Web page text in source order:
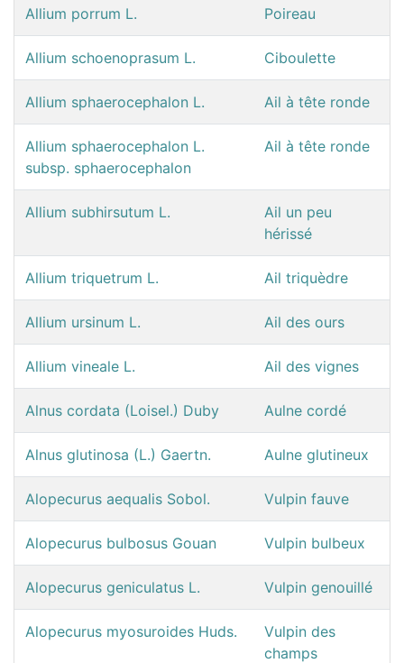
Allium porrum L. Poireau
Allium schoenoprasum L. Ciboulette
Allium sphaerocephalon L. Ail à tête ronde
Allium sphaerocephalon L.
subsp. sphaerocephalon
Ail à tête ronde
Allium subhirsutum L.
Ail un peu
hérissé
Allium triquetrum L. Ail triquèdre
Allium ursinum L. Ail des ours
Allium vineale L. Ail des vignes
Alnus cordata (Loisel.) Duby Aulne cordé
Alnus glutinosa (L.) Gaertn. Aulne glutineux
Alopecurus aequalis Sobol. Vulpin fauve
Alopecurus bulbosus Gouan Vulpin bulbeux
Alopecurus geniculatus L. Vulpin genouillé
Alopecurus myosuroides Huds.
Vulpin des
champs